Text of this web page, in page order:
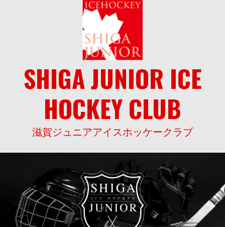
SHIGA JUNIOR ICE
HOCKEY CLUB
滋賀ジュニアアイスホッケークラブ